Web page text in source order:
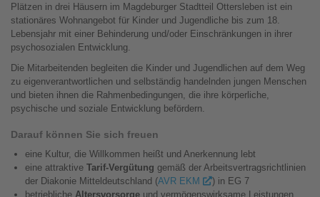
Plätzen in drei Häusern im Magdeburger Stadtteil Ottersleben ist ein
stationäres Wohnangebot für Kinder und Jugendliche bis zum 18.
Lebensjahr mit einer Behinderung und/oder Einschränkungen in ihrer
psychosozialen Entwicklung.
Die Mitarbeitenden begleiten die Kinder und Jugendlichen auf dem Weg
zu eigenverantwortlichen und selbständig handelnden jungen Menschen
und bieten ihnen die Rahmenbedingungen, die ihre körperliche,
psychische und soziale Entwicklung befördern.
Darauf können Sie sich freuen
eine Kultur, die Willkommen heißt und Anerkennung lebt
eine attraktive Tarif-Vergütung gemäß der Arbeitsvertragsrichtlinien
der Diakonie Mitteldeutschland (AVR EKM
) in EG 7
betriebliche Altersvorsorge und vermögenswirksame Leistungen